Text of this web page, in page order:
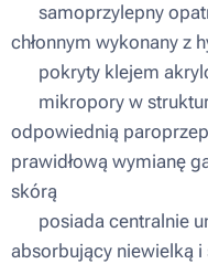
▪ samoprzylepny
chłonnym wykonany z
▪ pokryty klejem
▪ mikropory w
odpowiednią
prawidłową wymianę
skórą
▪ posiada centralnie
absorbujący niewielką